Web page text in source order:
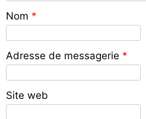
Nom *
Adresse de messagerie *
Site web